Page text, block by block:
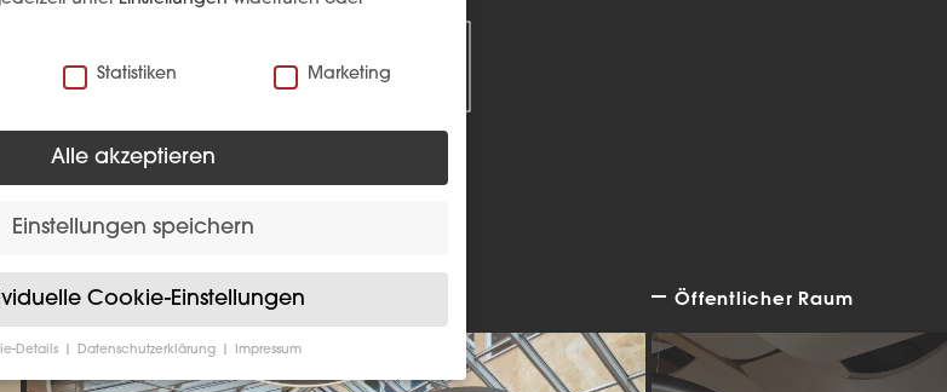
Hotellerie Öffentlicher Raum
Statistiken Marketing
Alle akzeptieren
Einstellungen speichern
Cookie-Einstellungen
Details Datenschutzerklärung Impressum